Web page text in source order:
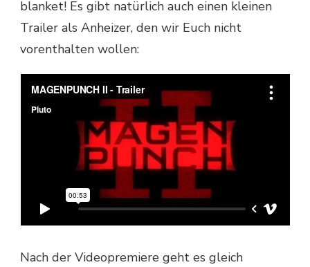
blanket! Es gibt natürlich auch einen kleinen
Trailer als Anheizer, den wir Euch nicht
vorenthalten wollen:
Nach der Videopremiere geht es gleich